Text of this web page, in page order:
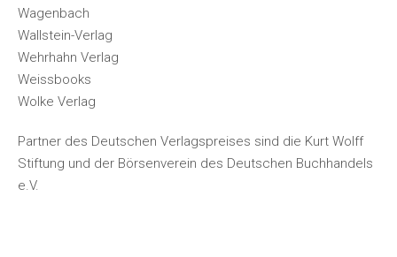
Wagenbach
Wallstein-Verlag
Wehrhahn Verlag
Weissbooks
Wolke Verlag
Partner des Deutschen Verlagspreises sind die Kurt Wolff
Stiftung und der Börsenverein des Deutschen Buchhandels
e.V.